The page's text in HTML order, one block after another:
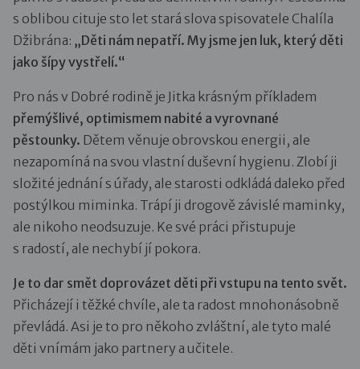
s oblibou cituje sto let stará slova spisovatele Chalíla
Džibrána: „Děti nám nepatří. My jsme jen luk, který děti
jako šípy vystřelí.“
Pro nás v Dobré rodině je Jitka krásným příkladem
přemýšlivé, optimismem nabité a vyrovnané
pěstounky. Dětem věnuje obrovskou energii, ale
nezapomíná na svou vlastní duševní hygienu. Zlobí ji
složité jednání s úřady, ale starosti odkládá daleko před
postýlkou miminka. Trápí ji drogově závislé maminky,
ale nikoho neodsuzuje. Ke své práci přistupuje
s radostí, ale nechybí jí pokora.
Je to dar smět doprovázet děti při vstupu na tento svět.
Přicházejí i těžké chvíle, ale ta radost mnohonásobně
převládá. Asi je to pro někoho zvláštní, ale tyto malé
děti vnímám jako partnery a učitele.